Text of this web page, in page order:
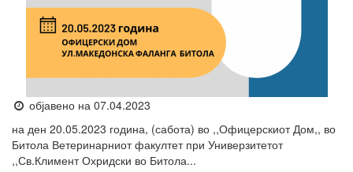
објавено на 07.04.2023
на ден 20.05.2023 година, (сабота) во ,,Офицерскиот Дом,, во
Битола Ветеринарниот факултет при Универзитетот
,,Св.Климент Охридски во Битола...